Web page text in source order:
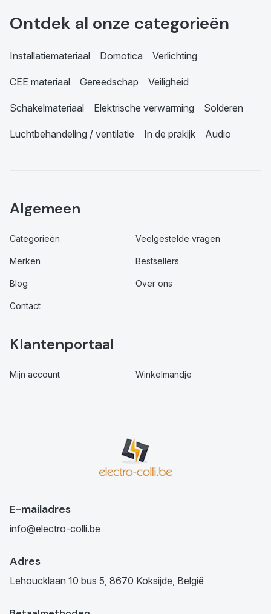
Ontdek al onze categorieën
Installatiemateriaal Domotica Verlichting
CEE materiaal Gereedschap Veiligheid
Schakelmateriaal Elektrische verwarming Solderen
Luchtbehandeling / ventilatie In de prakijk Audio
Algemeen
Categorieën Veelgestelde vragen
Merken Bestsellers
Blog Over ons
Contact
Klantenportaal
Mijn account Winkelmandje
E-mailadres
info@electro-colli.be
Adres
Lehoucklaan 10 bus 5, 8670 Koksijde, België